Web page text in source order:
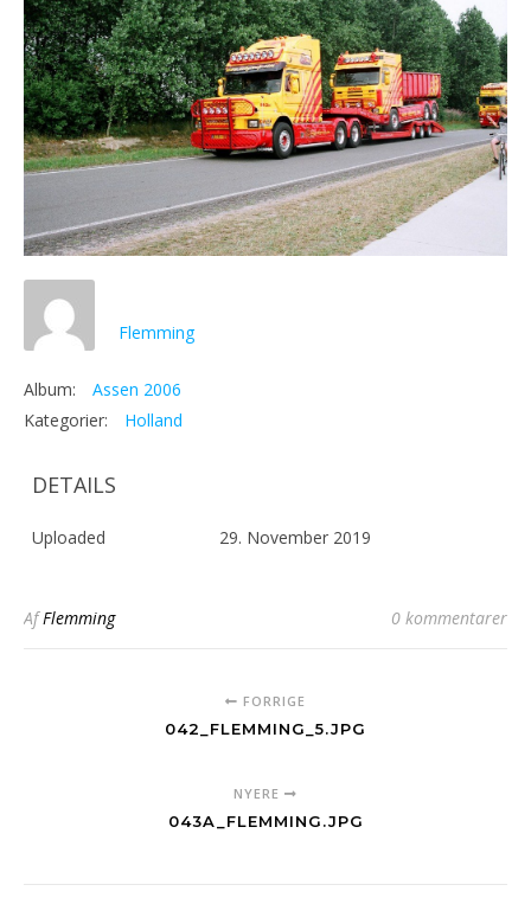
Flemming
Album:
Assen 2006
Kategorier:
Holland
DETAILS
Uploaded 29. November 2019
AfFlemming 0 kommentarer
FORRIGE
042_FLEMMING_5.JPG
NYERE
043A_FLEMMING.JPG